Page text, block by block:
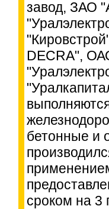
завод, ЗАО
DECRA",
бетонные и
сроком на 3